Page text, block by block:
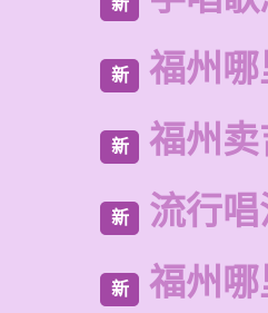
新
新 福州
新 福州
新 流行
新 福州